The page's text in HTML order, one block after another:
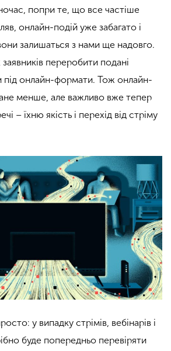
попри те, що все частіше
онлайн-подій уже забагато і
залишаться з нами ще надовго.
переробити подані
під онлайн-формати. Тож онлайн-
менше, але важливо вже тепер
– їхню якість і перехід від стріму
у випадку стрімів, вебінарів і
буде попередньо перевіряти